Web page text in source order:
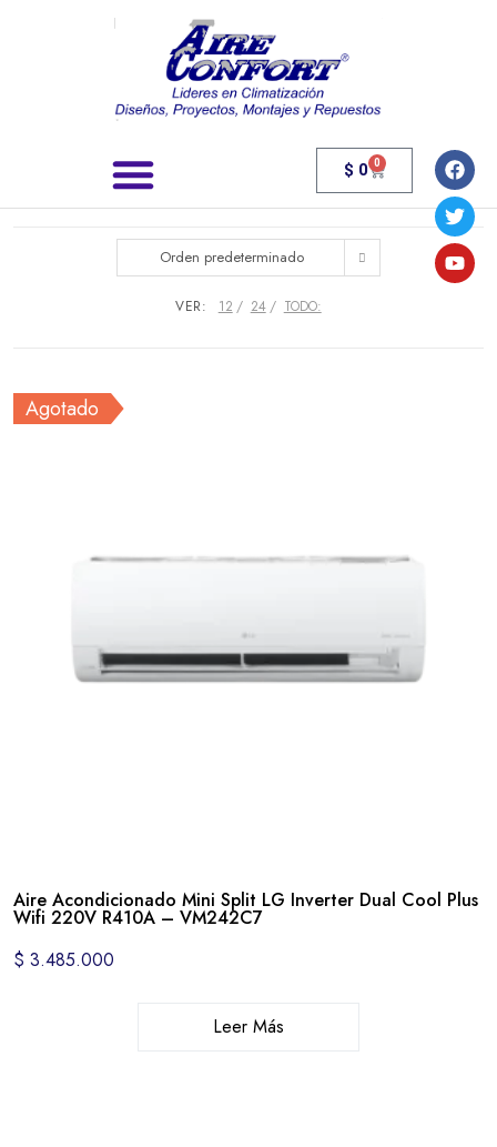
$ 0 0
Orden predeterminado
VER: 12 24 TODO:
Agotado
Aire Acondicionado Mini Split LG Inverter Dual Cool Plus
Wifi 220V R410A – VM242C7
$ 3.485.000
Leer Más